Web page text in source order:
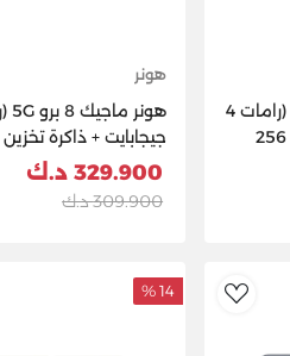
هاتف Honor X6d 5G (رامات 4
جيجابايت + ذاكرة تخزين 256
هونر
جيجابايت) - ذهبي
329.900 د.ك
309.900 د.ك
AddToWishlist
14 %